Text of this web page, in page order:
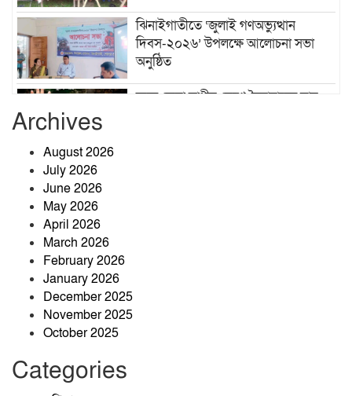
ঝিনাইগাতীতে ‘জুলাই গণঅভ্যুত্থান
দিবস-২০২৬’ উপলক্ষে আলোচনা সভা
অনুষ্ঠিত
রক্তে কেনা স্বাধীন দেশে স্বৈরাচারের স্থান
Archives
August 2026
July 2026
June 2026
May 2026
April 2026
March 2026
February 2026
January 2026
December 2025
November 2025
October 2025
Categories